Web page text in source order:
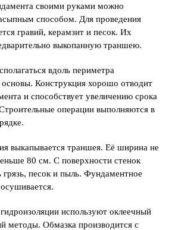
своими руками можно
способом. Для проведения
гравий, керамзит и песок. Их
выкопанную траншею.
вдоль периметра
Конструкция хорошо отводит
и способствует увеличению срока
операции выполняются в
выкапывается траншея. Её ширина не
80 см. С поверхности стенок
грязь, песок и пыль. Фундаментное
используют оклеечный
методы. Обмазка производится с